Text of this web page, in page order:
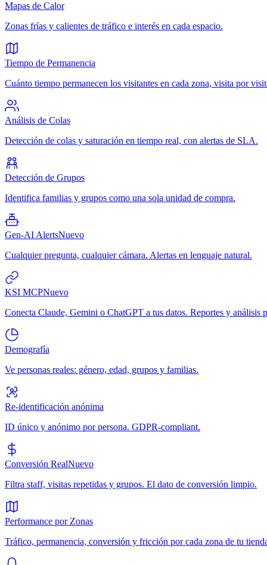
Mapas de Calor
Zonas frías y calientes de tráfico e interés en cada espacio.
Tiempo de Permanencia
Cuánto tiempo permanecen los visitantes en cada zona, visita por
Análisis de Colas
Detección de colas y saturación en tiempo real, con alertas de SLA.
Detección de Grupos
Identifica familias y grupos como una sola unidad de compra.
Gen-AI AlertsNuevo
Cualquier pregunta, cualquier cámara. Alertas en lenguaje natural.
KSI MCPNuevo
Conecta Claude, Gemini o ChatGPT a tus datos. Reportes y análisis
Demografía
Ve personas reales: género, edad, grupos y familias.
Re-identificación anónima
ID único y anónimo por persona. GDPR-compliant.
Conversión RealNuevo
Filtra staff, visitas repetidas y grupos. El dato de conversión limpio.
Performance por Zonas
Tráfico, permanencia, conversión y fricción por cada zona de tu